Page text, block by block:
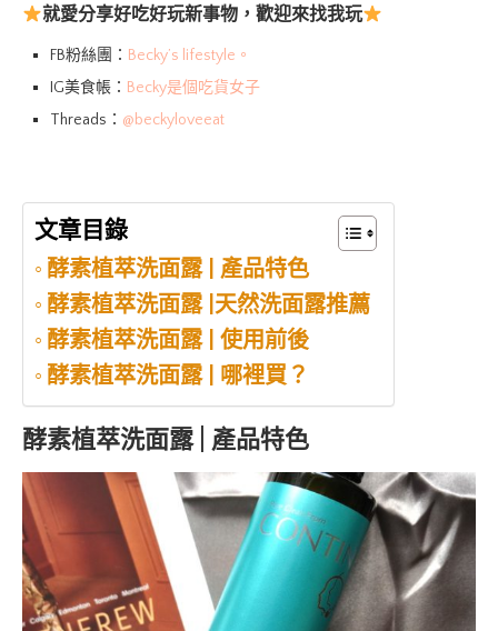
就愛分享好吃好玩新事物，歡迎來找我玩
FB粉絲團： Becky’s lifestyle。
IG美食帳： Becky是個吃貨女子
Threads： @beckyloveeat
文章目錄
酵素植萃洗面露 | 產品特色
酵素植萃洗面露 |天然洗面露推薦
酵素植萃洗面露 | 使用前後
酵素植萃洗面露 | 哪裡買？
酵素植萃洗面露 | 產品特色